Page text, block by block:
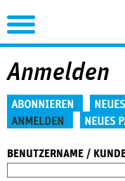
Anmelden
Haupt-Reiter
ABONNIEREN
ANMELDEN
NEUES
BENUTZERNAME /